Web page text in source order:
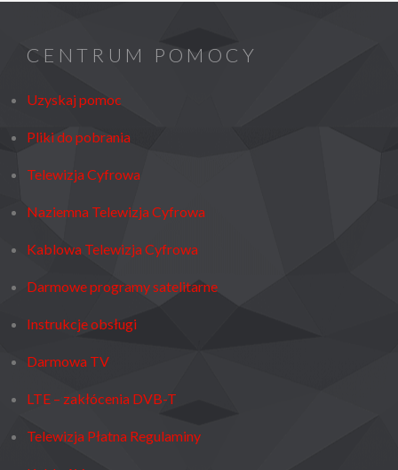
CENTRUM POMOCY
Uzyskaj pomoc
Pliki do pobrania
Telewizja Cyfrowa
Naziemna Telewizja Cyfrowa
Kablowa Telewizja Cyfrowa
Darmowe programy satelitarne
Instrukcje obsługi
Darmowa TV
LTE – zakłócenia DVB-T
Telewizja Płatna Regulaminy